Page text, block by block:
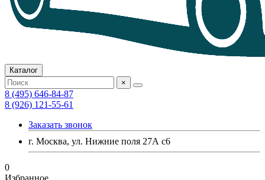
Каталог
×
8 (495) 646-84-87
8 (926) 121-55-61
Заказать звонок
г. Москва, ул. Нижние поля 27А с6
0
Избранное